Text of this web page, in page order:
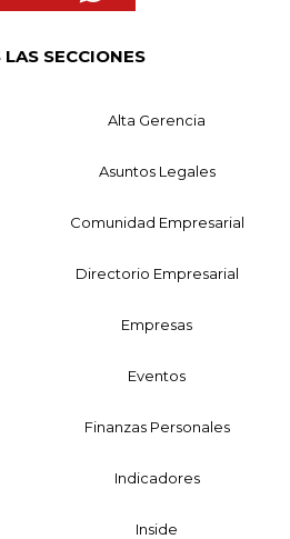
SECCIONES
Alta Gerencia
Asuntos Legales
Comunidad Empresarial
Directorio Empresarial
Empresas
Eventos
Finanzas Personales
Indicadores
Inside